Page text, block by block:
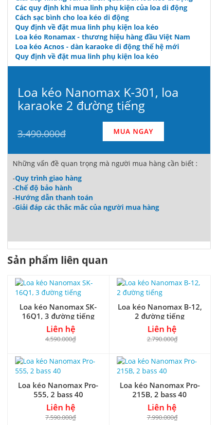
Các quy định khi mua linh phụ kiện của loa di động
Cách sạc bình cho loa kéo di động
Quy định về đặt mua linh phụ kiện loa kéo
Loa kéo Ronamax - thương hiệu hàng đầu Việt Nam
Loa kéo Acnos - dàn karaoke di động thế hệ mới
Quy định về đặt mua linh phụ kiện loa kéo
Loa kéo Nanomax K-301, loa
karaoke 2 đường tiếng
3.490.000đ MUA NGAY
Những vấn đề quan trọng mà người mua hàng cần biết :
-Quy trình giao hàng
-Chế độ bảo hành
-Hướng dẫn thanh toán
-Giải đáp các thắc mắc của người mua hàng
Sản phẩm liên quan
Loa kéo Nanomax SK-
16Q1, 3 đường tiếng
Liên hệ
4.590.000₫
Loa kéo Nanomax B-12,
2 đường tiếng
Liên hệ
2.790.000₫
Loa kéo Nanomax Pro-
555, 2 bass 40
Liên hệ
7.590.000₫
Loa kéo Nanomax Pro-
215B, 2 bass 40
Liên hệ
7.990.000₫